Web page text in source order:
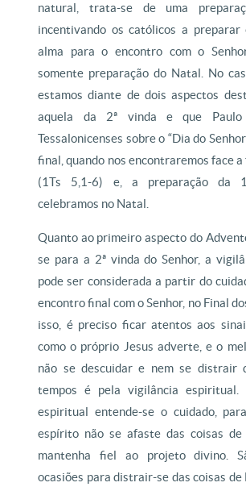
natural, trata-se de uma
incentivando os católicos a preparar
alma para o encontro com o
somente preparação do Natal. No
estamos diante de dois aspectos
aquela da 2ª vinda e que Paulo
Tessalonicenses sobre o “Dia do
final, quando nos encontraremos face a
(1Ts 5,1-6) e, a preparação da
celebramos no Natal.
Quanto ao primeiro aspecto do
se para a 2ª vinda do Senhor, a
pode ser considerada a partir do
encontro final com o Senhor, no Final
isso, é preciso ficar atentos aos
como o próprio Jesus adverte, e o
não se descuidar e nem se distrair
tempos é pela vigilância espiritual.
espiritual entende-se o cuidado,
espírito não se afaste das coisas de
mantenha fiel ao projeto divino.
ocasiões para distrair-se das coisas de